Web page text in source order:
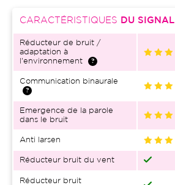
CARACTÉRISTIQUES DU SIGNAL
Réducteur de bruit /
adaptation à
l'environnement
Communication binaurale
Emergence de la parole
dans le bruit
Anti larsen
Réducteur bruit du vent
Réducteur bruit